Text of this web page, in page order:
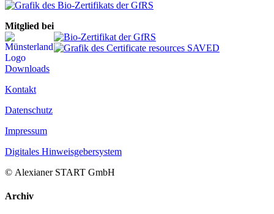
Mitglied bei
Downloads
Kontakt
Datenschutz
Impressum
Digitales Hinweisgebersystem
© Alexianer START GmbH
Archiv